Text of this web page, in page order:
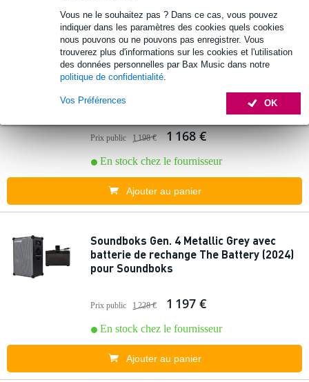
Vous ne le souhaitez pas ? Dans ce cas, vous pouvez
indiquer dans les paramètres des cookies quels cookies
nous pouvons ou ne pouvons pas enregistrer. Vous
trouverez plus d'informations sur les cookies et l'utilisation
des données personnelles par Bax Music dans notre
politique de confidentialité
OK
Vos Préférences
Ajouter au panier
Soundboks Gen. 4 Black avec batterie de
Soundboks
Prix public 1 198 € 1 168 €
En stock chez le fournisseur
Ajouter au panier
Soundboks Gen. 4 Metallic Grey avec
batterie de rechange The Battery (2024)
pour Soundboks
Prix public 1 228 € 1 197 €
En stock chez le fournisseur
Ajouter au panier